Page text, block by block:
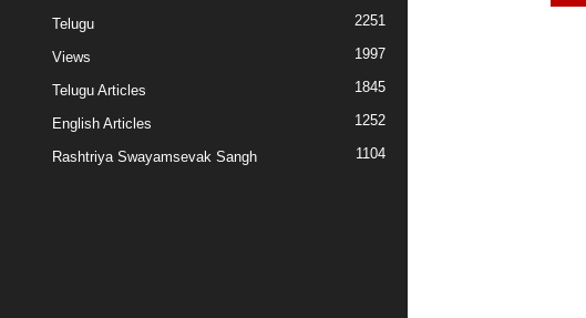
Telugu 2251
Views 1997
Telugu Articles 1845
English Articles 1252
Rashtriya Swayamsevak Sangh 1104